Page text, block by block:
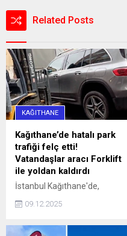
Related Posts
KAĞITHANE
Kağıthane’de hatalı park
trafiği felç etti!
Vatandaşlar aracı Forklift
ile yoldan kaldırdı
İstanbul Kağıthane'de,
saat 16.00 sularında 34 SS
hatalı park nedeniyle
09.12.2025